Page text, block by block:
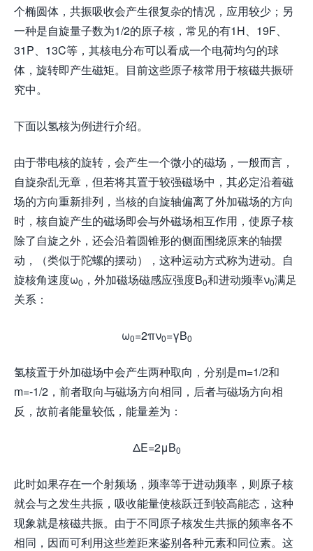
个椭圆体，共振吸收会产生很复杂的情况，应用较少；另
一种是自旋量子数为1/2的原子核，常见的有1H、19F、
31P、13C等，其核电分布可以看成一个电荷均匀的球
体，旋转即产生磁矩。目前这些原子核常用于核磁共振研
究中。
下面以氢核为例进行介绍。
由于带电核的旋转，会产生一个微小的磁场，一般而言，
自旋杂乱无章，但若将其置于较强磁场中，其必定沿着磁
场的方向重新排列，当核的自旋轴偏离了外加磁场的方向
时，核自旋产生的磁场即会与外磁场相互作用，使原子核
除了自旋之外，还会沿着圆锥形的侧面围绕原来的轴摆
动，（类似于陀螺的摆动），这种运动方式称为进动。自
旋核角速度ω0 ，外加磁场磁感应强度B0和进动频率ν0满足
关系：
ω0=2πν0=γB0
氢核置于外加磁场中会产生两种取向，分别是m=1/2和
m=-1/2，前者取向与磁场方向相同，后者与磁场方向相
反，故前者能量较低，能量差为：
ΔE=2μB0
此时如果存在一个射频场，频率等于进动频率，则原子核
就会与之发生共振，吸收能量使核跃迁到较高能态，这种
现象就是核磁共振。由于不同原子核发生共振的频率各不
相同，因而可利用这些差距来鉴别各种元素和同位素。这